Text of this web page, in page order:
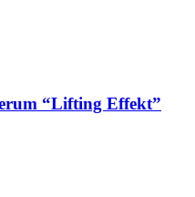
“Lifting Effekt”